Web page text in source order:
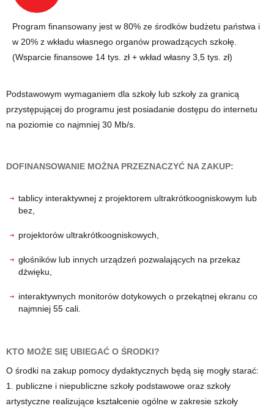
Program finansowany jest w 80% ze środków budżetu państwa i
w 20% z wkładu własnego organów prowadzących szkołę.
(Wsparcie finansowe 14 tys. zł + wkład własny 3,5 tys. zł)
Podstawowym wymaganiem dla szkoły lub szkoły za granicą
przystępującej do programu jest posiadanie dostępu do internetu
na poziomie co najmniej 30 Mb/s.
DOFINANSOWANIE MOŻNA PRZEZNACZYĆ NA ZAKUP:
tablicy interaktywnej z projektorem ultrakrótkoogniskowym lub
bez,
projektorów ultrakrótkoogniskowych,
głośników lub innych urządzeń pozwalających na przekaz
dźwięku,
interaktywnych monitorów dotykowych o przekątnej ekranu co
najmniej 55 cali.
KTO MOŻE SIĘ UBIEGAĆ O ŚRODKI?
O środki na zakup pomocy dydaktycznych będą się mogły starać:
1. publiczne i niepubliczne szkoły podstawowe oraz szkoły
artystyczne realizujące kształcenie ogólne w zakresie szkoły